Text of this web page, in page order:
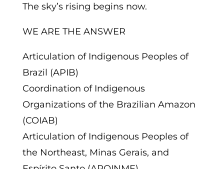
The sky’s rising begins now.
WE ARE THE ANSWER
Articulation of Indigenous Peoples of
Brazil (APIB)
Coordination of Indigenous
Organizations of the Brazilian Amazon
(COIAB)
Articulation of Indigenous Peoples of
the Northeast, Minas Gerais, and